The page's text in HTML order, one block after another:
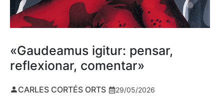
«Gaudeamus igitur: pensar,
reflexionar, comentar»
CARLES CORTÉS ORTS 29/05/2026